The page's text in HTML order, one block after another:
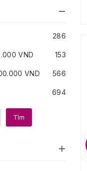
286
VND 153
VND 566
694
Tìm